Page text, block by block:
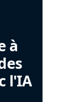
à
l'IA